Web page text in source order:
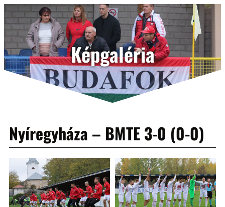
Képgaléria
Nyíregyháza – BMTE 3-0 (0-0)